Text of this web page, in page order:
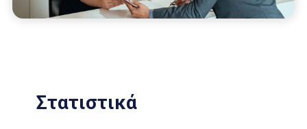
Στατιστικά